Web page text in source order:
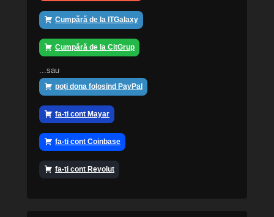
Cumpără de la ITGalaxy
Cumpără de la CitGrup
...sau
poți dona folosind PayPal
fa-ti cont Mayar
fa-ti cont Coinbase
fa-ti cont Revolut